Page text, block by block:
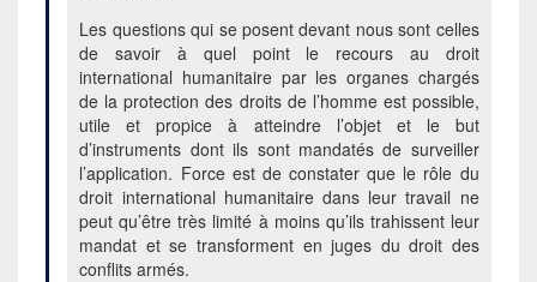
Les questions qui se posent devant nous sont celles
de savoir à quel point le recours au droit
international humanitaire par les organes chargés
de la protection des droits de l’homme est possible,
utile et propice à atteindre l’objet et le but
d’instruments dont ils sont mandatés de surveiller
l’application. Force est de constater que le rôle du
droit international humanitaire dans leur travail ne
peut qu’être très limité à moins qu’ils trahissent leur
mandat et se transforment en juges du droit des
conflits armés.